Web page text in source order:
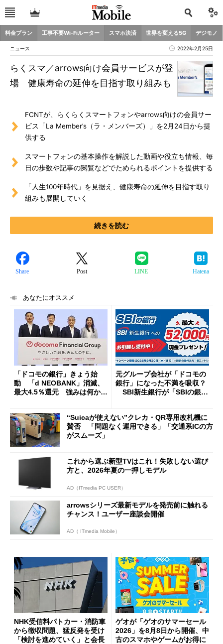
料金プラン 工事不要Wi-Fiルーター スマホ決済 世界を変える5G デジモノ
ニュース 2022年2月25日
らくスマ／arrows向け会員サービスが登
場 健康寿命の延伸を目指す取り組みも
FCNTが、らくらくスマートフォンやarrows向けの会員サー
ビス「La Member’s（ラ・メンバーズ）」を2月24日から提
供する
スマートフォンの基本操作を解説した動画や役立ち情報、毎
日の歩数や記事の閲覧などでためられるポイントを提供する
「人生100年時代」を見据え、健康寿命の延伸を目指す取り
組みも展開していく
続きを読む
Share Post LINE Hatena
あなたにオススメ
「ドコモの銀行」きょう始
動 「d NEOBANK」消滅、
最大4.5％還元 強みは何か解
元グループ会社が「ドコモの
銀行」になった不満を吸収？
SBI新生銀行が「SBIの銀
開催
“Suicaが使えない”クレカ・QR専用改札機に
賛否 「問題なく運用できる」「交通系ICの方
がスムーズ」
これから選ぶ新型TVはこれ！失敗しない選び
方と、2026年夏の一押しモデル
AD（ITmedia PC USER）
arrowsシリーズ最新モデルを発売前に触れる
チャンス！ユーザー座談会開催
AD（ ITmedia Mobile）
NHK受信料パトカー・消防車
から徴収問題、猛反発を受け
「検討を進めていく」と会長
ゲオが「ゲオのサマーセール
2026」を8月8日から開催、中
古のスマホやゲームがお得に